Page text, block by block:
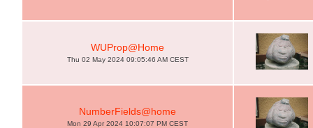
WUProp@Home
Thu 02 May 2024 09:05:46 AM CEST
NumberFields@home
Mon 29 Apr 2024 10:07:07 PM CEST